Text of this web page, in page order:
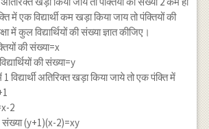
21}
5}
में एक विद्यार्थी कम खड़ा किया जाय तो पंक्तियों की
में कुल विद्यार्थियों की संख्या ज्ञात कीजिए।
की संख्या=x
की संख्या=y
विद्यार्थी अतिरिक्त खड़ा किया जाये तो एक पंक्ति में
2
संख्या (y+1)(x-2)=xy